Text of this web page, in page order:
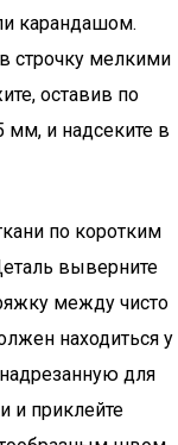
карандашом.
строчку мелкими
оставив по
и надсеките в
по коротким
выверните
между чисто
находиться у
для
и приклейте